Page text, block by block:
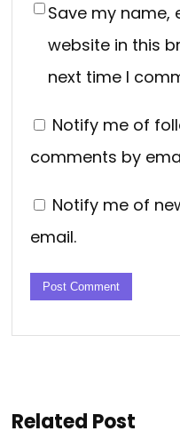
Save my name,
website in this
next time I
Notify me of
comments by
Notify me of
email.
Related Post